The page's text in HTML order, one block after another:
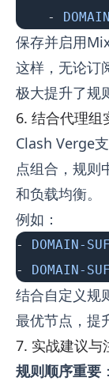
    -
保存并启用
这样，无论订
极大提升了规
6. 结合代理组
Clash Verge
点组合，规则
和负载均衡。
例如：
- DOMAIN-
- DOMAIN-
结合自定义规
最优节点，提
7. 实战建议与
规则顺序重要